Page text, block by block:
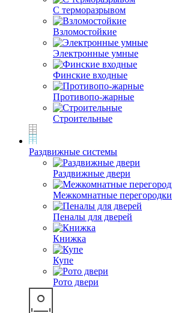
С терморазрывом
Взломостойкие
Электронные умные
Финские входные
Противопо-жарные
Строительные
Раздвижные системы
Раздвижные двери
Межкомнатные перегородки
Пеналы для дверей
Книжка
Купе
Рото двери